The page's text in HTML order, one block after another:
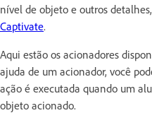
nível de objeto e outros
Captivate.
Aqui estão os acionadores
ajuda de um acionador, você
ação é executada quando um
objeto acionado.